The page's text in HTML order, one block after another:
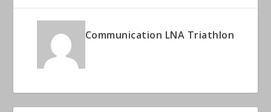
Communication LNA Triathlon